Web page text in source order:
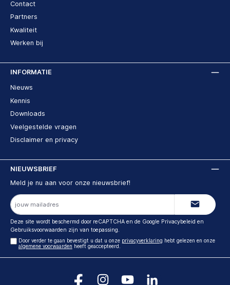
Contact
Partners
Kwaliteit
Werken bij
INFORMATIE
Nieuws
Kennis
Downloads
Veelgestelde vragen
Disclaimer en privacy
NIEUWSBRIEF
Meld je nu aan voor onze nieuwsbrief!
E-
mailadres
Deze site wordt beschermd door reCAPTCHA en de Google Privacybeleid en
Gebruiksvoorwaarden zijn van toepassing.
Door verder te gaan bevestigt u dat u onze privacyverklaring hebt gelezen en onze
algemene voorwaarden heeft geaccepteerd.